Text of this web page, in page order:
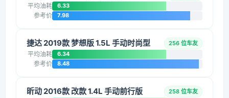
平均油耗 6.33
参考价 7.98
捷达 2019款 梦想版 1.5L 手动时尚型 256 位车友
平均油耗 6.34
参考价 8.48
昕动 2016款 改款 1.4L 手动前行版 258 位车友